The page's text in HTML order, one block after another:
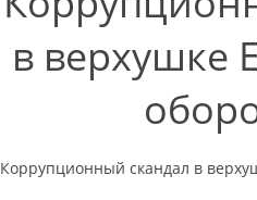
в верхушке
Коррупционный скандал в